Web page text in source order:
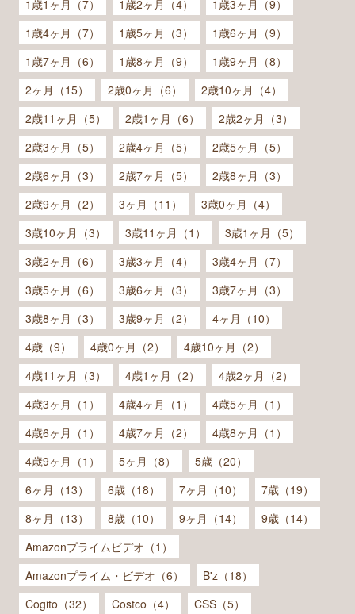
1歳1ヶ月（7） 1歳2ヶ月（4）
1歳3ヶ月（9）
1歳4ヶ月（7）
1歳5ヶ月（3）
1歳6ヶ月（9）
1歳7ヶ月（6）
1歳8ヶ月（9）
1歳9ヶ月（8）
2ヶ月（15）
2歳0ヶ月（6）
2歳10ヶ月（4）
2歳11ヶ月（5）
2歳1ヶ月（6）
2歳2ヶ月（3）
2歳3ヶ月（5）
2歳4ヶ月（5）
2歳5ヶ月（5）
2歳6ヶ月（3）
2歳7ヶ月（5）
2歳8ヶ月（3）
2歳9ヶ月（2）
3ヶ月（11）
3歳0ヶ月（4）
3歳10ヶ月（3）
3歳11ヶ月（1）
3歳1ヶ月（5）
3歳2ヶ月（6）
3歳3ヶ月（4）
3歳4ヶ月（7）
3歳5ヶ月（6）
3歳6ヶ月（3）
3歳7ヶ月（3）
3歳8ヶ月（3）
3歳9ヶ月（2）
4ヶ月（10）
4歳（9）
4歳0ヶ月（2）
4歳10ヶ月（2）
4歳11ヶ月（3）
4歳1ヶ月（2）
4歳2ヶ月（2）
4歳3ヶ月（1）
4歳4ヶ月（1）
4歳5ヶ月（1）
4歳6ヶ月（1）
4歳7ヶ月（2）
4歳8ヶ月（1）
4歳9ヶ月（1）
5ヶ月（8）
5歳（20）
6ヶ月（13）
6歳（18） 7ヶ月（10）
7歳（19）
8ヶ月（13）
8歳（10） 9ヶ月（14）
9歳（14）
Amazonプライムビデオ（1）
Amazonプライム・ビデオ（6）
B'z（18）
Cogito（32）
Costco（4）
CSS（5）